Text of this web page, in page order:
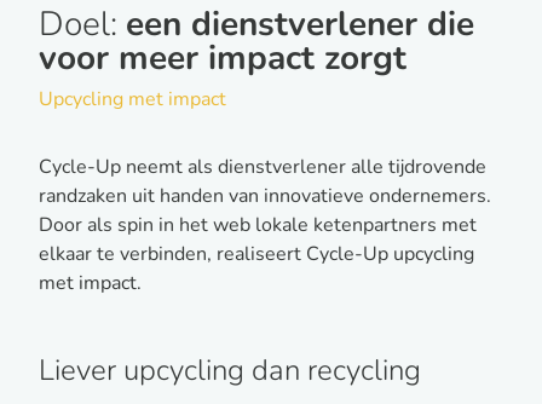
Doel: een dienstverlener die
voor meer impact zorgt
Upcycling met impact
Cycle-Up neemt als dienstverlener alle tijdrovende
randzaken uit handen van innovatieve ondernemers.
Door als spin in het web lokale ketenpartners met
elkaar te verbinden, realiseert Cycle-Up upcycling
met impact.
Liever upcycling dan recycling